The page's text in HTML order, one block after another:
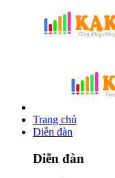
Trang chủ
Diễn đàn
Diễn đàn